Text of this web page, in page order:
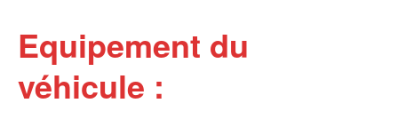
Equipement du
véhicule :